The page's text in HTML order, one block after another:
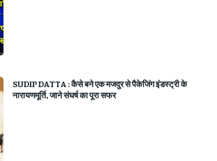
SUDIP DATTA : कैसे बने एक मजदुर से पैकेजिंग इंडस्ट्री के
नारायणमूर्ति, जाने संघर्ष का पूरा सफर